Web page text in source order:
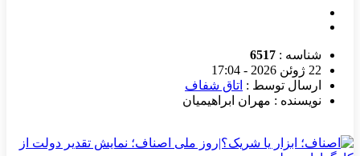
شناسه : 6517
22 ژوئن 2026 - 17:04
ارسال توسط : اتاق شفاف
نویسنده : مهران ابراهیمیان